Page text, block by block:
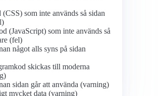
som inte används så sidan
(JavaScript) som inte används så
(fel)
något alls syns på sidan
skickas till moderna
sidan går att använda (varning)
mycket data (varning)